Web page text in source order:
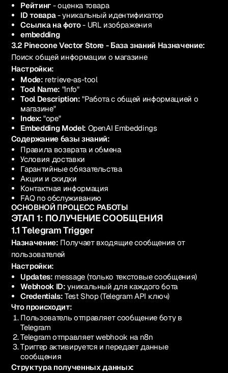
Рейтинг- оценка товара
ID товара- уникальный идентификатор
Ссылка на фото- URL изображения
embedding
3.2 Pinecone Vector Store - База знаний Назначение:
Поиск общей информации о магазине
Настройки:
Mode: retrieve-as-tool
Tool Name: "Info"
Tool Description: "Работа с общей информацией о
магазине"
Index: "ope"
Embedding Model: OpenAI Embeddings
Содержание базы знаний:
Правила возврата и обмена
Условия доставки
Гарантийные обязательства
Акции и скидки
Контактная информация
FAQ по обслуживанию
ОСНОВНОЙ ПРОЦЕСС РАБОТЫ
ЭТАП 1: ПОЛУЧЕНИЕ СООБЩЕНИЯ
1.1 Telegram Trigger
Назначение: Получает входящие сообщения от
пользователей
Настройки:
Updates: message (только текстовые сообщения)
Webhook ID: уникальный для каждого бота
Credentials: Test Shop (Telegram API ключ)
Что происходит:
Пользователь отправляет сообщение боту в
Telegram
Telegram отправляет webhook на n8n
Триггер активируется и передает данные
сообщения
Структура полученных данных: